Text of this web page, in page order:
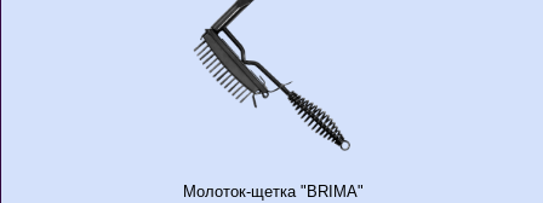
Молоток-щетка "BRIMA"